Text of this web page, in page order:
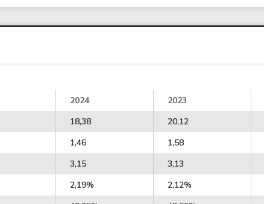
2024 2023
18,38 20,12
1,46 1,58
3,15 3,13
2,19% 2,12%